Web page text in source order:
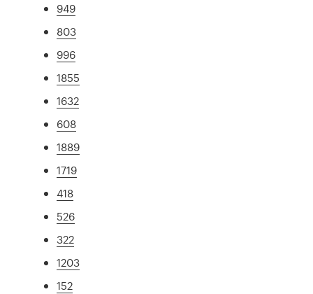
949
803
996
1855
1632
608
1889
1719
418
526
322
1203
152